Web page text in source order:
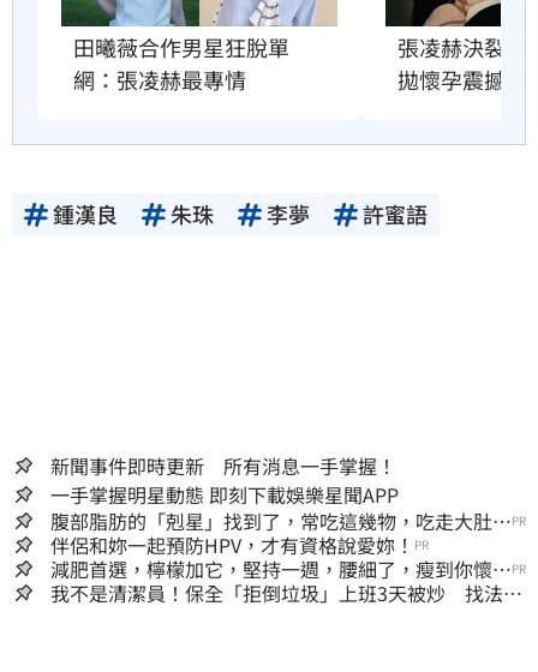
田曦薇合作男星狂脫單
網：張凌赫最專情
張凌赫決裂舊
拋懷孕震撼彈
鍾漢良 朱珠 李夢 許蜜語
新聞事件即時更新 所有消息一手掌握！
一手掌握明星動態 即刻下載娛樂星聞APP
腹部脂肪的「剋星」找到了，常吃這幾物，吃走大肚
囊，瘦出小蠻腰
PR
伴侶和妳一起預防HPV，才有資格說愛妳！ PR
減肥首選，檸檬加它，堅持一週，腰細了，瘦到你懷疑
人生
PR
我不是清潔員！保全「拒倒垃圾」上班3天被炒 找法院